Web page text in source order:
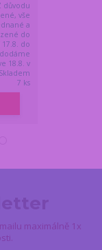
důvodu
vše
a
do
do
18.8. v
7 ks
maximálně 1x